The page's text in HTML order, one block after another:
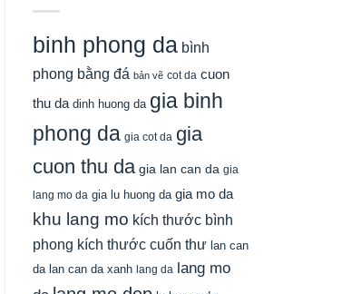
binh phong da bình
phong bằng đá bản vẽ cot da cuon
thu da dinh huong da gia binh
phong da gia cot da gia
cuon thu da gia lan can da gia
lang mo da gia lu huong da gia mo da
khu lang mo kích thước bình
phong kích thước cuốn thư lan can
da lan can da xanh lang da lang mo